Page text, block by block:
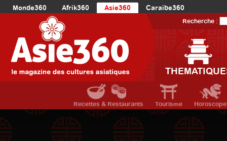
Monde360 Afrik360 Asie360
Caraibe360
Europe360
AmériqueDuNord360
Océanie360
Recherche :
Recettes & Restaurants Tourisme Horoscope